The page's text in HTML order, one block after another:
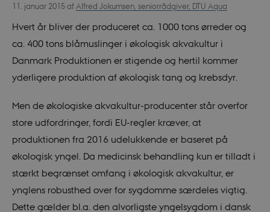
11. januar 2015 af Alfred Jokumsen, seniorrådgiver, DTU Aqua
Hvert år bliver der produceret ca. 1000 tons ørreder og
ca. 400 tons blåmuslinger i økologisk akvakultur i
Danmark Produktionen er stigende og hertil kommer
yderligere produktion af økologisk tang og krebsdyr.
Men de økologiske akvakultur-producenter står overfor
store udfordringer, fordi EU-regler kræver, at
produktionen fra 2016 udelukkende er baseret på
økologisk yngel. Da medicinsk behandling kun er tilladt i
stærkt begrænset omfang i økologisk akvakultur, er
ynglens robusthed over for sygdomme særdeles vigtig.
Dette gælder bl.a. den alvorligste yngelsygdom i dansk